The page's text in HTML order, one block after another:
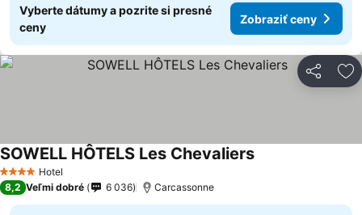
Vyberte dátumy a pozrite si presné
ceny
Zobraziť ceny
Zdieľať
4 Počet hviezdičiek
Hotel
SOWELL HÔTELS Les Chevaliers
8,2 Veľmi dobré 6 036 Carcassonne